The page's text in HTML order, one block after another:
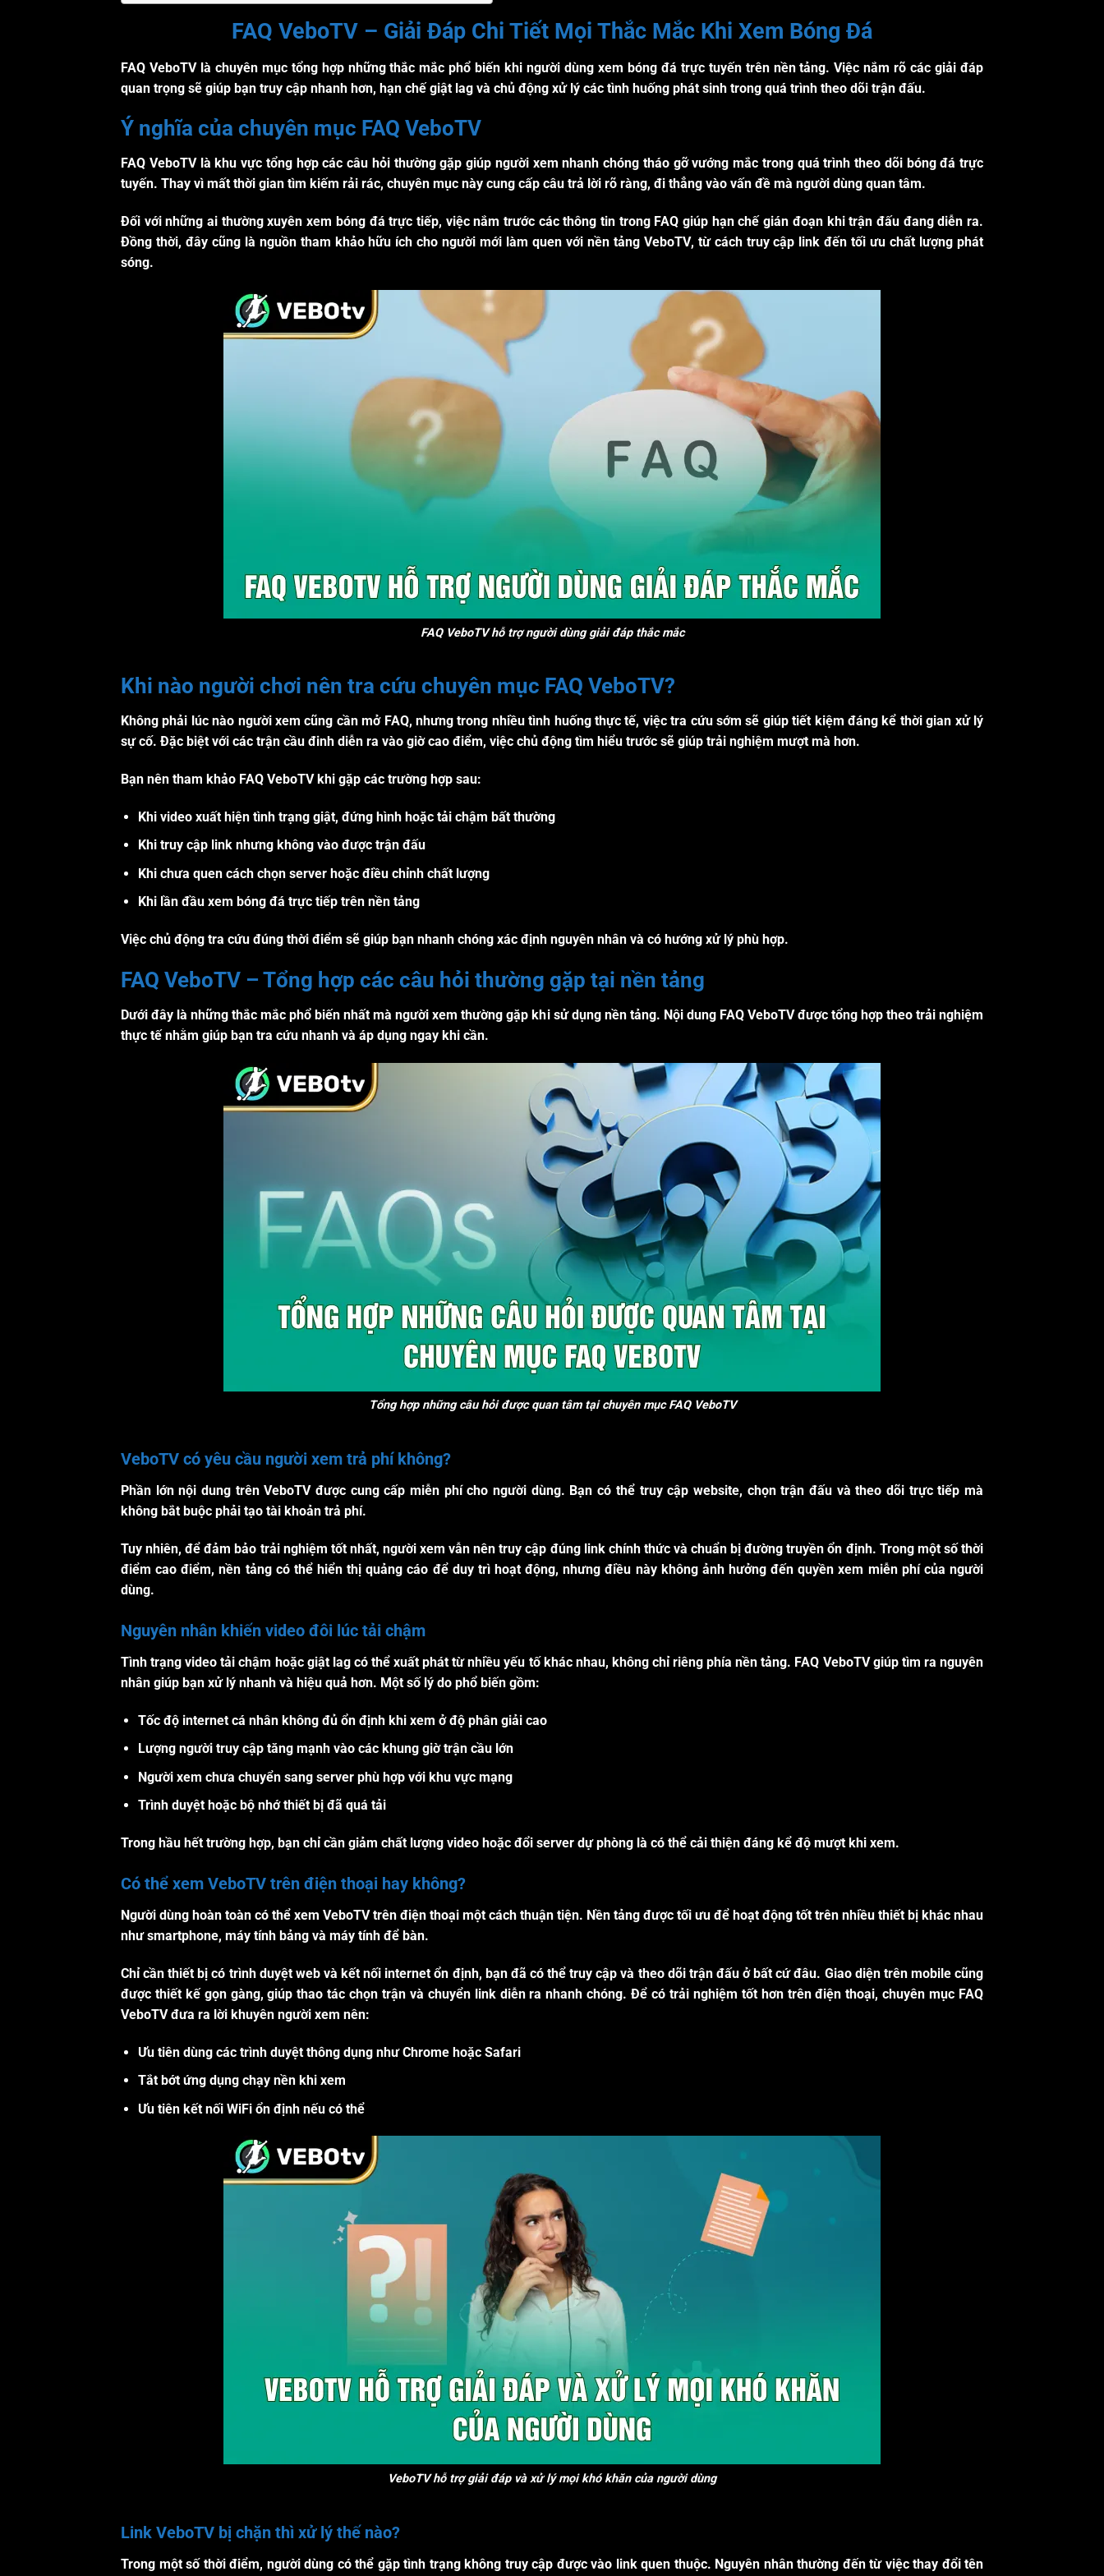
FAQ VeboTV – Giải Đáp Chi Tiết Mọi Thắc Mắc Khi Xem Bóng Đá
FAQ VeboTVlà chuyên mục tổng hợp những thắc mắc phổ biến khi người dùng xem bóng đá trực tuyến trên nền tảng. Việc nắm rõ các giải đáp
quan trọng sẽ giúp bạn truy cập nhanh hơn, hạn chế giật lag và chủ động xử lý các tình huống phát sinh trong quá trình theo dõi trận đấu.
Ý nghĩa của chuyên mục FAQ VeboTV
FAQ VeboTVlà khu vực tổng hợp các câu hỏi thường gặp giúp người xem nhanh chóng tháo gỡ vướng mắc trong quá trình theo dõi bóng đá trực
tuyến. Thay vì mất thời gian tìm kiếm rải rác, chuyên mục này cung cấp câu trả lời rõ ràng, đi thẳng vào vấn đề mà người dùng quan tâm.
Đối với những ai thường xuyên xem bóng đá trực tiếp, việc nắm trước các thông tin trong FAQ giúp hạn chế gián đoạn khi trận đấu đang diễn ra.
Đồng thời, đây cũng là nguồn tham khảo hữu ích cho người mới làm quen với nền tảng VeboTV, từ cách truy cập link đến tối ưu chất lượng phát
sóng.
FAQ VeboTV hỗ trợ người dùng giải đáp thắc mắc
Khi nào người chơi nên tra cứu chuyên mục FAQ VeboTV?
Không phải lúc nào người xem cũng cần mở FAQ, nhưng trong nhiều tình huống thực tế, việc tra cứu sớm sẽ giúp tiết kiệm đáng kể thời gian xử lý
sự cố. Đặc biệt với các trận cầu đinh diễn ra vào giờ cao điểm, việc chủ động tìm hiểu trước sẽ giúp trải nghiệm mượt mà hơn.
Bạn nên tham khảo FAQ VeboTVkhi gặp các trường hợp sau:
Khi video xuất hiện tình trạng giật, đứng hình hoặc tải chậm bất thường
Khi truy cập link nhưng không vào được trận đấu
Khi chưa quen cách chọn server hoặc điều chỉnh chất lượng
Khi lần đầu xem bóng đá trực tiếp trên nền tảng
Việc chủ động tra cứu đúng thời điểm sẽ giúp bạn nhanh chóng xác định nguyên nhân và có hướng xử lý phù hợp.
FAQ VeboTV – Tổng hợp các câu hỏi thường gặp tại nền tảng
Dưới đây là những thắc mắc phổ biến nhất mà người xem thường gặp khi sử dụng nền tảng. Nội dung FAQ VeboTVđược tổng hợp theo trải nghiệm
thực tế nhằm giúp bạn tra cứu nhanh và áp dụng ngay khi cần.
Tổng hợp những câu hỏi được quan tâm tại chuyên mục FAQ VeboTV
VeboTV có yêu cầu người xem trả phí không?
Phần lớn nội dung trên VeboTV được cung cấp miễn phí cho người dùng. Bạn có thể truy cập website, chọn trận đấu và theo dõi trực tiếp mà
không bắt buộc phải tạo tài khoản trả phí.
Tuy nhiên, để đảm bảo trải nghiệm tốt nhất, người xem vẫn nên truy cập đúng link chính thức và chuẩn bị đường truyền ổn định. Trong một số thời
điểm cao điểm, nền tảng có thể hiển thị quảng cáo để duy trì hoạt động, nhưng điều này không ảnh hưởng đến quyền xem miễn phí của người
dùng.
Nguyên nhân khiến video đôi lúc tải chậm
Tình trạng video tải chậm hoặc giật lag có thể xuất phát từ nhiều yếu tố khác nhau, không chỉ riêng phía nền tảng. FAQ VeboTVgiúp tìm ra nguyên
nhân giúp bạn xử lý nhanh và hiệu quả hơn. Một số lý do phổ biến gồm:
Tốc độ internet cá nhân không đủ ổn định khi xem ở độ phân giải cao
Lượng người truy cập tăng mạnh vào các khung giờ trận cầu lớn
Người xem chưa chuyển sang server phù hợp với khu vực mạng
Trình duyệt hoặc bộ nhớ thiết bị đã quá tải
Trong hầu hết trường hợp, bạn chỉ cần giảm chất lượng video hoặc đổi server dự phòng là có thể cải thiện đáng kể độ mượt khi xem.
Có thể xem VeboTV trên điện thoại hay không?
Người dùng hoàn toàn có thể xem VeboTV trên điện thoại một cách thuận tiện. Nền tảng được tối ưu để hoạt động tốt trên nhiều thiết bị khác nhau
như smartphone, máy tính bảng và máy tính để bàn.
Chỉ cần thiết bị có trình duyệt web và kết nối internet ổn định, bạn đã có thể truy cập và theo dõi trận đấu ở bất cứ đâu. Giao diện trên mobile cũng
được thiết kế gọn gàng, giúp thao tác chọn trận và chuyển link diễn ra nhanh chóng. Để có trải nghiệm tốt hơn trên điện thoại, chuyên mục FAQ
VeboTVđưa ra lời khuyên người xem nên:
Ưu tiên dùng các trình duyệt thông dụng như Chrome hoặc Safari
Tắt bớt ứng dụng chạy nền khi xem
Ưu tiên kết nối WiFi ổn định nếu có thể
VeboTV hỗ trợ giải đáp và xử lý mọi khó khăn của người dùng
Link VeboTV bị chặn thì xử lý thế nào?
Trong một số thời điểm, người dùng có thể gặp tình trạng không truy cập được vào link quen thuộc. Nguyên nhân thường đến từ việc thay đổi tên